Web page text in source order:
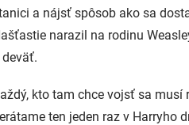
a nájsť spôsob ako sa
narazil na rodinu
deväť.
kto tam chce vojsť sa musí
ten jeden raz v Harryho